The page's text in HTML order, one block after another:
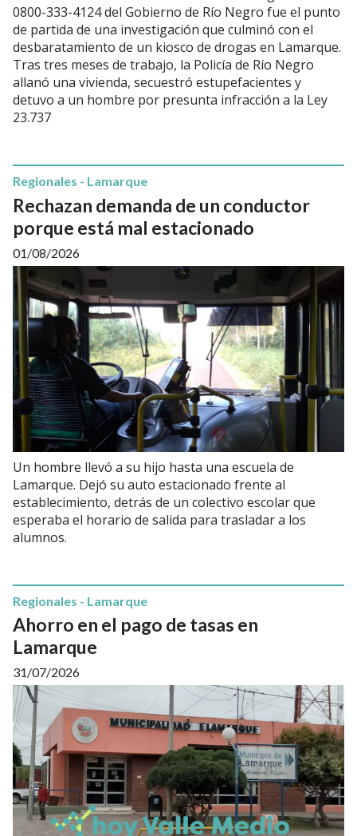
0800-333-4124 del Gobierno de Río Negro fue el punto
de partida de una investigación que culminó con el
desbaratamiento de un kiosco de drogas en Lamarque.
Tras tres meses de trabajo, la Policía de Río Negro
allanó una vivienda, secuestró estupefacientes y
detuvo a un hombre por presunta infracción a la Ley
23.737
Rechazan demanda de un conductor
porque está mal estacionado
Regionales - Lamarque
01/08/2026
Un hombre llevó a su hijo hasta una escuela de
Lamarque. Dejó su auto estacionado frente al
establecimiento, detrás de un colectivo escolar que
esperaba el horario de salida para trasladar a los
alumnos.
Ahorro en el pago de tasas en
Lamarque
Regionales - Lamarque
31/07/2026